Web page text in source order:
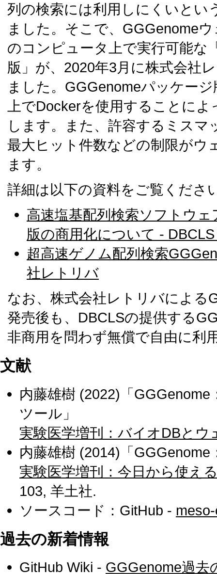
列の検索には利用しにくいとい
ました。そこで、GGGenome
のコンピュータ上で実行可能な
版」が、2020年3月に株式会社
ました。GGGenomeパッケー
上でDockerを使用することに
します。また、許容するミス
最大ヒット件数などの制限がウ
ます。
詳細は以下の資料をご覧くださ
高速塩基配列検索ソフトウ
版の商用化について -
超高速ゲノム配列検索
社レトリバ
なお、株式会社レトリバによる
発売後も、DBCLSの提供する
非商用を問わず無償で自由に利
文献
内藤雄樹 (2022)「
ツール」
実験医学増刊：バイオDBとウ
内藤雄樹 (2014)「
実験医学増刊：今日から使え
103, 羊土社.
ソースコード：GitHub -
過去の新着情報
GitHub Wiki - GGGenome過去